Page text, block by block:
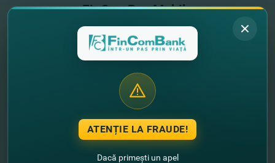
FinComPay Mobile
ATENȚIE LA FRAUDE!
Dacă primești un apel